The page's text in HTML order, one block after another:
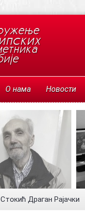
О нама Новости
Стокић Драган Рајачки